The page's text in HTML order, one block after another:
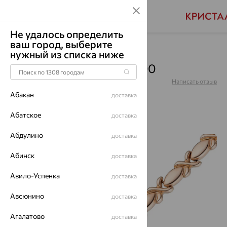
Главная Каталог Браслеты декоративные
Браслет, золото, БР10-00
Артикул:БР10-00
Написать отзыв
Не удалось определить
ваш город, выберите
нужный из списка ниже
Абакан доставка
Абатское доставка
Абдулино доставка
Абинск доставка
Авило-Успенка доставка
Авсюнино доставка
Агалатово доставка